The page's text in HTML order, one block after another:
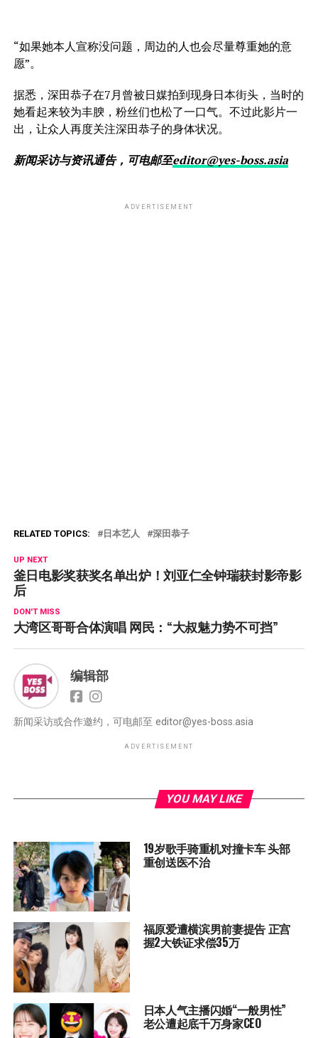
“如果她本人宣称没问题，周边的人也会尽量尊重她的意
愿”。
据悉，深田恭子在7月曾被日媒拍到现身日本街头，当时的
她看起来较为丰腴，粉丝们也松了一口气。不过此影片一
出，让众人再度关注深田恭子的身体状况。
新闻采访与资讯通告，可电邮至editor@yes-boss.asia
ADVERTISEMENT
RELATED TOPICS: 日本艺人 深田恭子
UP NEXT
釜日电影奖获奖名单出炉！刘亚仁全钟瑞获封影帝影
后
DON'T MISS
大湾区哥哥合体演唱 网民：“大叔魅力势不可挡”
编辑部
新闻采访或合作邀约，可电邮至 editor@yes-boss.asia
ADVERTISEMENT
YOU MAY LIKE
19岁歌手骑重机对撞卡车 头部
重创送医不治
福原爱遭横滨男前妻提告 正宫
握2大铁证求偿35万
日本人气主播闪婚“一般男性”
老公遭起底千万身家CEO